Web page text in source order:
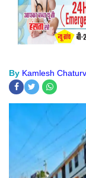
By Kamlesh